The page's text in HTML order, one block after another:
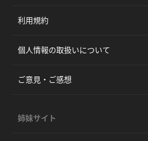
利用規約
個人情報の取扱いについて
ご意見・ご感想
姉妹サイト